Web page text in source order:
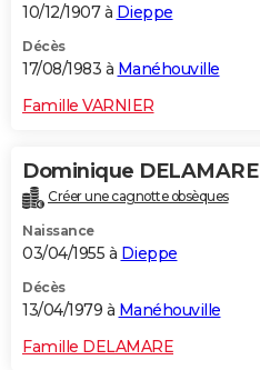
10/12/1907 à Dieppe
Décès
17/08/1983 à Manéhouville
Famille VARNIER
Dominique DELAMARE
Créer une cagnotte obsèques
Naissance
03/04/1955 à Dieppe
Décès
13/04/1979 à Manéhouville
Famille DELAMARE